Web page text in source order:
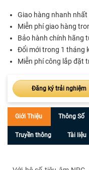
Giao hàng nhanh nhất
Miễn phí giao hàng
Bảo hành chính hãng
Đổi mới trong 1 tháng
Miễn phí công lắp đặt
Đăng ký trải nghiệm
Giới Thiệu Thông Số
Truyền thông Tài liệu